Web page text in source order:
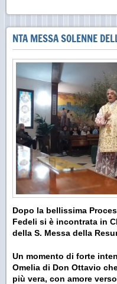
NTA MESSA SOLENNE
Dopo la bellissima
Fedeli si è incontrata in
della S. Messa della
Un momento di forte
Omelia di Don Ottavio
più vera, con amore